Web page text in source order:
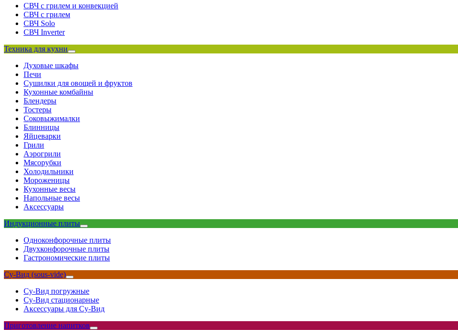
СВЧ с грилем и конвекцией
СВЧ с грилем
СВЧ Solo
СВЧ Inverter
Техника для кухни
Духовые шкафы
Печи
Сушилки для овощей и фруктов
Кухонные комбайны
Блендеры
Тостеры
Соковыжималки
Блинницы
Яйцеварки
Грили
Аэрогрили
Мясорубки
Холодильники
Мороженицы
Кухонные весы
Напольные весы
Аксессуары
Индукционные плиты
Одноконфорочные плиты
Двухконфорочные плиты
Гастрономические плиты
Су-Вид (sous-vide)
Су-Вид погружные
Су-Вид стационарные
Аксессуары для Су-Вид
Приготовление напитков